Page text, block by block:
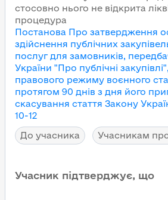
стосовно нього не відкрита
процедура
Постанова Про затвердження
здійснення публічних
послуг для замовників,
України "Про публічні
правового режиму воєнного
протягом 90 днів з дня його
скасування стаття Закону
10-12
До учасника
Учасникам
Учасник підтверджує, що